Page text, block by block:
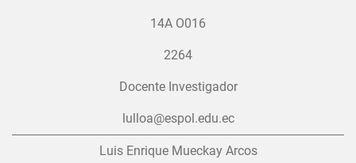
14A O016
2264
Docente Investigador
lulloa@espol.edu.ec
Luis Enrique Mueckay Arcos